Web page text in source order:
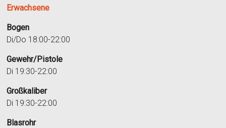
Erwachsene
Bogen
Di/Do 18:00-22:00
Gewehr/Pistole
Di 19:30-22:00
Großkaliber
Di 19:30-22:00
Blasrohr